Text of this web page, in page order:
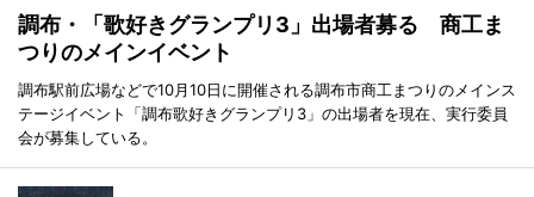
調布・「歌好きグランプリ3」出場者募る 商工ま
つりのメインイベント
調布駅前広場などで10月10日に開催される調布市商工まつりのメインス
テージイベント「調布歌好きグランプリ3」の出場者を現在、実行委員
会が募集している。